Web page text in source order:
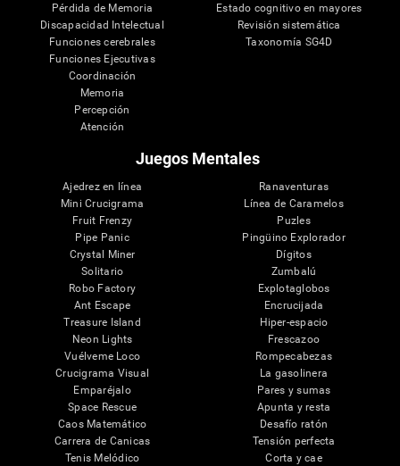
Pérdida de Memoria
Discapacidad Intelectual
Funciones cerebrales
Funciones Ejecutivas
Coordinación
Memoria
Percepción
Atención
Estado cognitivo en mayores
Revisión sistemática
Taxonomía SG4D
Juegos Mentales
Ajedrez en línea
Mini Crucigrama
Fruit Frenzy
Pipe Panic
Crystal Miner
Solitario
Robo Factory
Ant Escape
Treasure Island
Neon Lights
Vuélveme Loco
Crucigrama Visual
Emparéjalo
Space Rescue
Caos Matemático
Carrera de Canicas
Tenis Melódico
Ranaventuras
Línea de Caramelos
Puzles
Pingüino Explorador
Dígitos
Zumbalú
Explotaglobos
Encrucijada
Hiper-espacio
Frescazoo
Rompecabezas
La gasolinera
Pares y sumas
Apunta y resta
Desafío ratón
Tensión perfecta
Corta y cae